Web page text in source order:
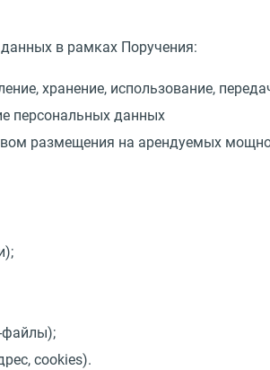
в рамках Поручения:
хранение, использование,
персональных данных
размещения на арендуемых
файлы);
cookies).